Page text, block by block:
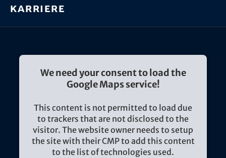
Karriere
We need your consent to load the
Google Maps service!
This content is not permitted to load due
to trackers that are not disclosed to the
visitor. The website owner needs to setup
the site with their CMP to add this content
to the list of technologies used.